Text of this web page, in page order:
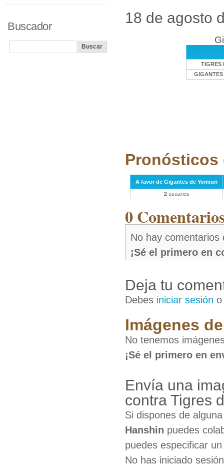
18 de agosto
TIGRES
GIGANTES
Pronósticos
A favor de Gigantes de Yomiuri
2usuarios
0
No hay comentarios
¡Sé el primero en
Deja tu
Debes iniciar sesión
Imágenes
No tenemos
¡Sé el primero en
Envía una
contra Tigres
Si dispones de
Hanshin puedes
puedes especificar
No has iniciado
Buscador